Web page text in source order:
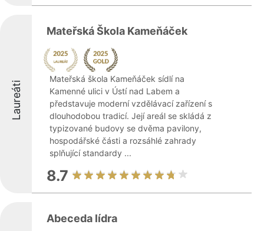
Laureáti
Mateřská Škola Kameňáček
Mateřská škola Kameňáček sídlí na
Kamenné ulici v Ústí nad Labem a
představuje moderní vzdělávací zařízení s
dlouhodobou tradicí. Její areál se skládá z
typizované budovy se dvěma pavilony,
hospodářské části a rozsáhlé zahrady
splňující standardy ...
8.7
Abeceda lídra